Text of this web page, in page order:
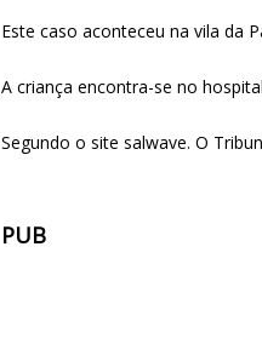
Este caso aconteceu na vila da
A criança encontra-se no
Segundo o site salwave. O
PUB